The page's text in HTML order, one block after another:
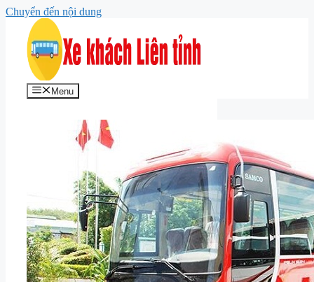
Chuyển đến nội dung
Menu